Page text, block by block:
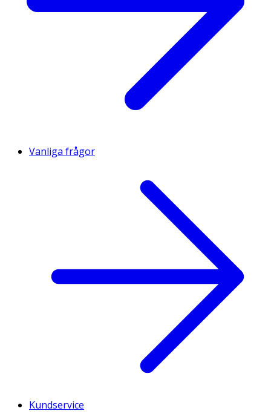
Vanliga frågor
Kundservice